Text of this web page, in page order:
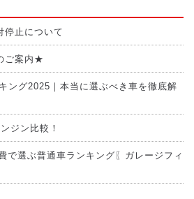
停止について
ご案内★
ング2025｜本当に選ぶべき車を徹底解
ジン比較！
で選ぶ普通車ランキング〖ガレージフィ